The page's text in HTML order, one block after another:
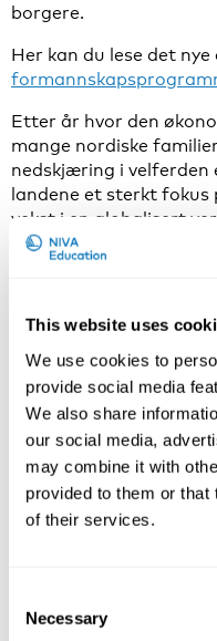
This website uses
We use cookies to
provide social media
We also share
our social media,
may combine it with
provided to them or that
of their services.
Selection
Necessary
borgere.
Her kan du lese det nye
Etter år hvor den
mange nordiske
nedskjæring i velferden
landene et sterkt
vekst i en globalisert
Jeg mener Danmark
nærheten og verdi- og
Norden en unik
hverandre, og
konkrete
for nordiske borgere.
helsetjenester,
unge, og fremme
stemme
stigende grad søker